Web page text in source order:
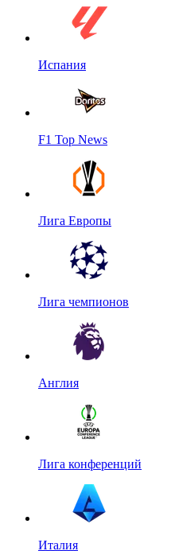
Испания
F1 Top News
Лига Европы
Лига чемпионов
Англия
Лига конференций
Италия